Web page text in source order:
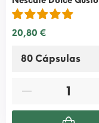
20,80 €